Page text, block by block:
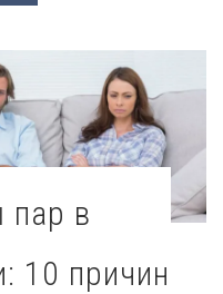
10 причин